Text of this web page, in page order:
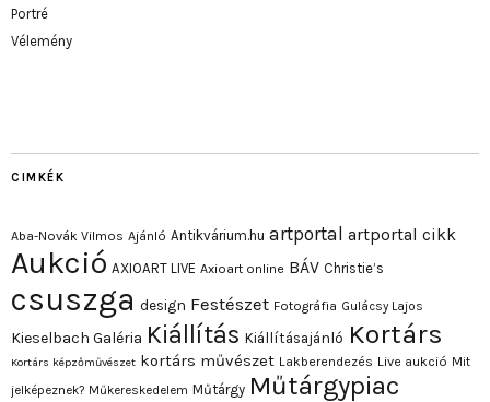
Portré
Vélemény
CIMKÉK
Aba-Novák Vilmos Ajánló Antikvárium.hu artportal artportal cikk
Aukció AXIOART LIVE Axioart online BÁV Christie’s
csuszga design Festészet Fotográfia Gulácsy Lajos
Kieselbach Galéria Kiállítás Kiállításajánló Kortárs
Kortárs képzőművészet kortárs művészet Lakberendezés Live aukció Mit
jelképeznek? Műkereskedelem Műtárgy Műtárgypiac